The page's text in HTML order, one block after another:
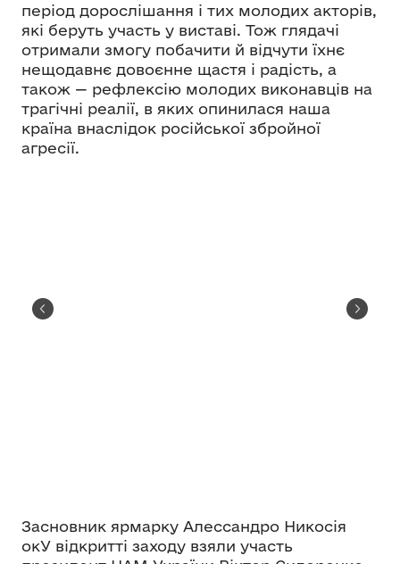
період дорослішання і тих молодих акторів,
які беруть участь у виставі. Тож глядачі
отримали змогу побачити й відчути їхнє
нещодавнє довоєнне щастя і радість, а
також — рефлексію молодих виконавців на
трагічні реалії, в яких опинилася наша
країна внаслідок російської збройної
агресії.
Засновник ярмарку Алессандро Никосія
окУ відкритті заходу взяли участь